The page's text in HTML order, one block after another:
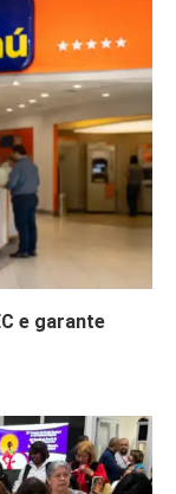
e garante